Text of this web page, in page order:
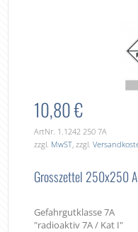
10,80 €
ArtNr. 1.1242 250 7A
zzgl. MwST , zzgl.
Grosszettel 250x250
Gefahrgutklasse 7A
"radioaktiv 7A / Kat I"